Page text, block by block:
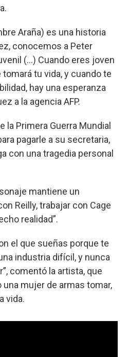
Araña) es una historia
conocemos a Peter
(...) Cuando eres joven
tu vida, y cuando te
hay una esperanza
a la agencia AFP.
la Primera Guerra Mundial
pagarle a su secretaria,
con una tragedia personal
mantiene un
Reilly, trabajar con Cage
realidad”.
el que sueñas porque te
industria difícil, y nunca
comentó la artista, que
mujer de armas tomar,
vida.